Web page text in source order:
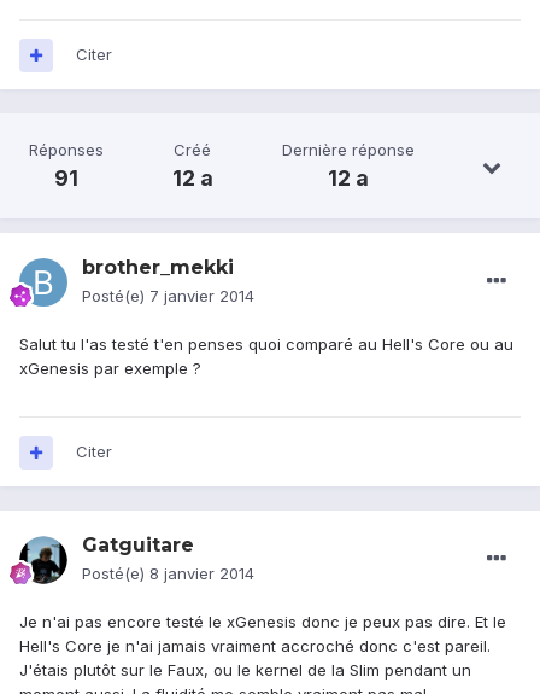
Citer
Réponses
91
Créé
12 a
Dernière réponse
12 a
brother_mekki
Posté(e) 7 janvier 2014
Salut tu l'as testé t'en penses quoi comparé au Hell's Core ou au
xGenesis par exemple ?
Citer
Gatguitare
Posté(e) 8 janvier 2014
Je n'ai pas encore testé le xGenesis donc je peux pas dire. Et le
Hell's Core je n'ai jamais vraiment accroché donc c'est pareil.
J'étais plutôt sur le Faux, ou le kernel de la Slim pendant un